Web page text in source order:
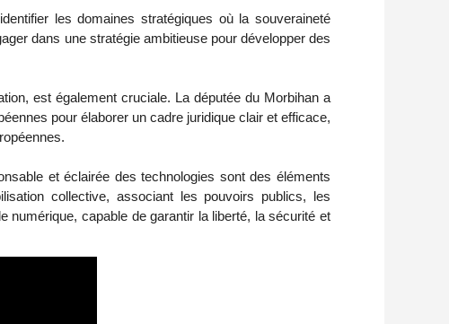
les domaines stratégiques où la souveraineté
dans une stratégie ambitieuse pour développer des
est également cruciale. La députée du Morbihan a
pour élaborer un cadre juridique clair et efficace,
et éclairée des technologies sont des éléments
collective, associant les pouvoirs publics, les
capable de garantir la liberté, la sécurité et